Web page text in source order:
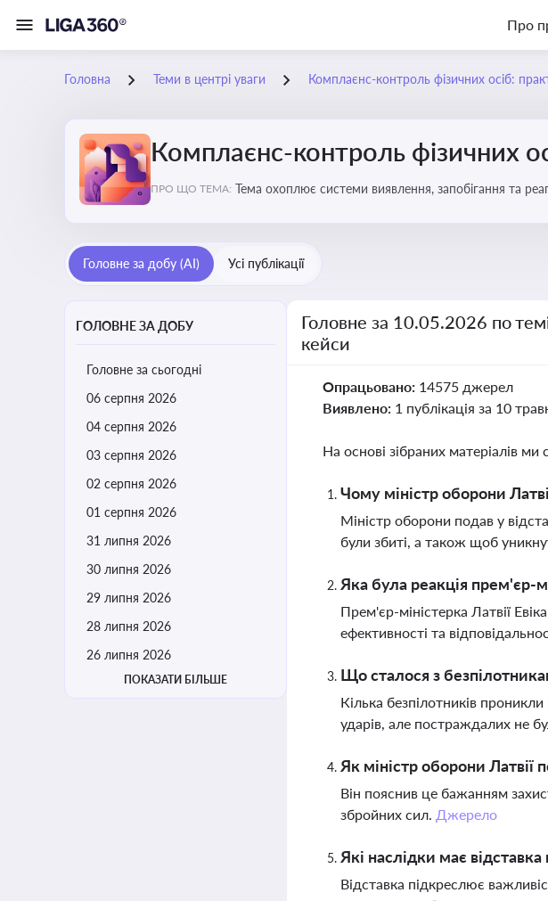
Про
Головна Теми в центрі уваги Комплаєнс-контроль фізичних осіб:
Комплаєнс-контроль фізичних
ПРО ЩО ТЕМА: Тема охоплює системи виявлення, запобігання та
Головне за добу (AI) Усі публікації
ГОЛОВНЕ ЗА ДОБУ
Головне за сьогодні
06 серпня 2026
04 серпня 2026
03 серпня 2026
02 серпня 2026
01 серпня 2026
31 липня 2026
30 липня 2026
29 липня 2026
28 липня 2026
26 липня 2026
ПОКАЗАТИ БІЛЬШЕ
Головне за 10.05.2026 по
кейси
Опрацьовано: 14575 джерел
Виявлено: 1 публікація за 10
На основі зібраних матеріалів ми
Чому міністр оборони
Міністр оборони подав у
були збиті, а також щоб
Яка була реакція прем'єр-
Прем'єр-міністерка Латвії
ефективності та
Що сталося з
Кілька безпілотників
ударів, але постраждалих не
Як міністр оборони Латвії
Він пояснив це бажанням
збройних сил. Джерело
Які наслідки має
Відставка підкреслює